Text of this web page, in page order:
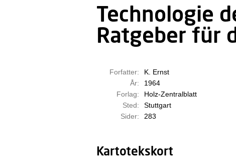
Technologie
Ratgeber für
Forfatter:
K. Ernst
År:
1964
Forlag:
Holz-Zentralblatt
Sted:
Stuttgart
Sider:
283
Kartotekskort